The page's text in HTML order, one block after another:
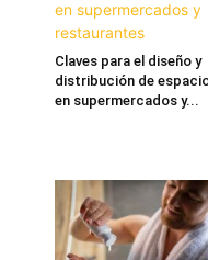
Claves para el diseño y
distribución de
en supermercados y...